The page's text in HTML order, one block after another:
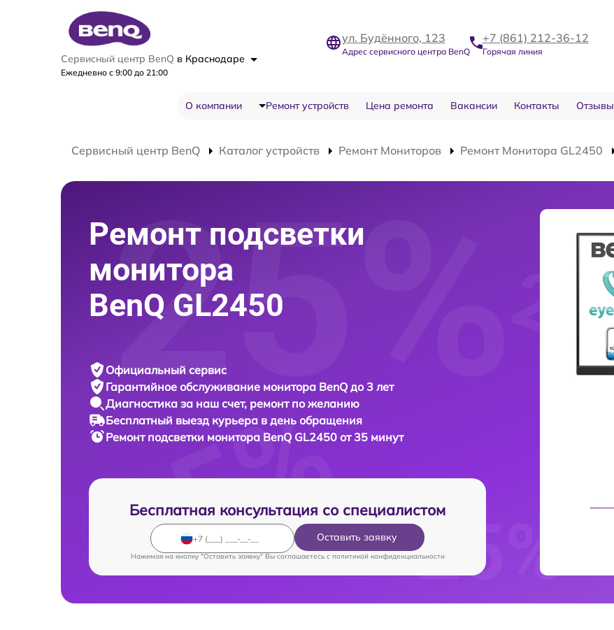
Сервисный центр BenQ в Краснодаре
Ежедневно с 9:00 до 21:00
ул. Будённого, 123
Адрес сервисного центра BenQ
+7 (861) 212-36-12
Горячая линия
О компании Ремонт устройств Цена ремонта Вакансии Контакты Отзывы
Сервисный центр BenQ Каталог устройств Ремонт Мониторов Ремонт Монитора GL2450
Ремонт подсветки
монитора
BenQ GL2450
Официальный сервис
Гарантийное обслуживание монитора BenQ до 3 лет
Диагностика за наш счет, ремонт по желанию
Бесплатный выезд курьера в день обращения
Ремонт подсветки монитора BenQ GL2450 от 35 минут
Бесплатная консультация со специалистом
Оставить заявку
Нажимая на кнопку "Оставить заявку" Вы соглашаетесь c политикой конфиденциальности